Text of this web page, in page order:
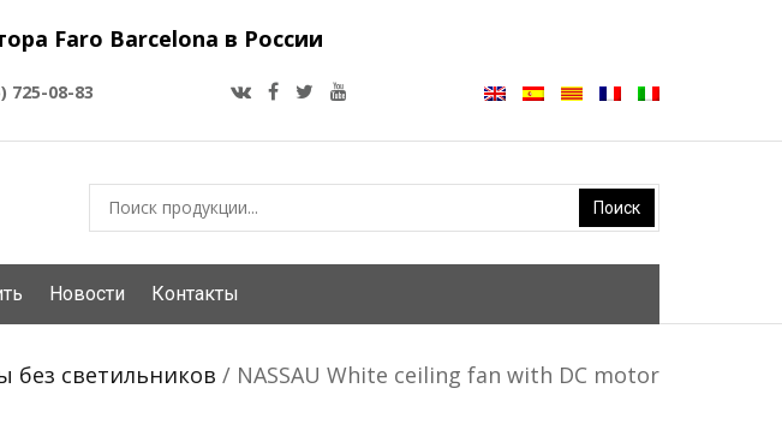
Faro Barcelona в России
725-08-83
Новости Контакты
без светильников / NASSAU White ceiling fan with DC motor